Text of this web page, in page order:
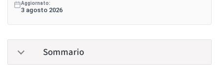
Aggiornato:
3 agosto 2026
Sommario